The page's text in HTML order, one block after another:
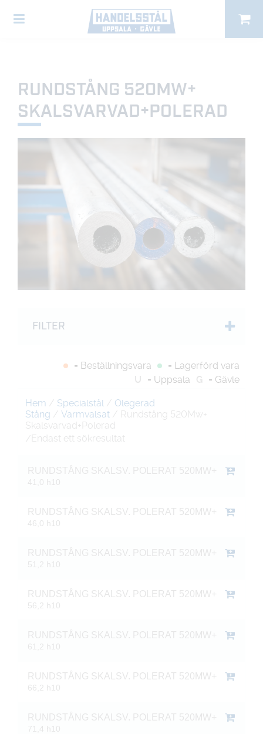
RUNDSTÅNG 520MW+
SKALSVARVAD+POLERAD
FILTER
= Beställningsvara
= Lagerförd vara
U
= Uppsala G = Gävle
Hem / Specialstål / Olegerad
Stång / Varmvalsat / Rundstång 520Mw+
Skalsvarvad+Polerad
/ Endast ett sökresultat
RUNDSTÅNG SKALSV. POLERAT 520MW+
41,0 h10
RUNDSTÅNG SKALSV. POLERAT 520MW+
46,0 h10
RUNDSTÅNG SKALSV. POLERAT 520MW+
51,2 h10
RUNDSTÅNG SKALSV. POLERAT 520MW+
56,2 h10
RUNDSTÅNG SKALSV. POLERAT 520MW+
61,2 h10
RUNDSTÅNG SKALSV. POLERAT 520MW+
66,2 h10
RUNDSTÅNG SKALSV. POLERAT 520MW+
71,4 h10